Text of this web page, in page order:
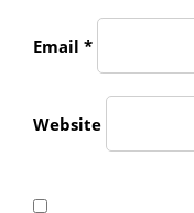
Email *
Website